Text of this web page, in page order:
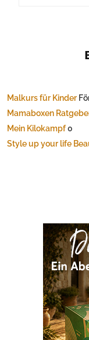
Malkurs für Kinder
Mamaboxen
Mein Kilokampf0
Style up your life